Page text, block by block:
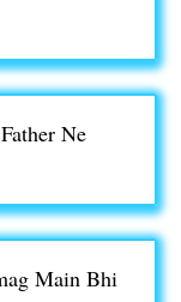
Ne
Main Bhi